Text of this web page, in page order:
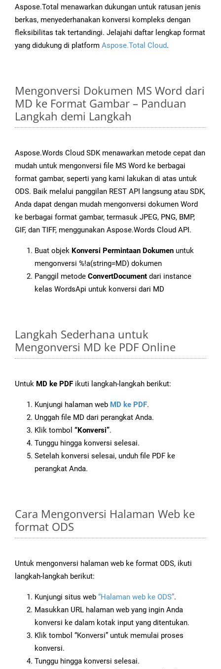
Aspose.Total menawarkan dukungan untuk ratusan jenis
berkas, menyederhanakan konversi kompleks dengan
fleksibilitas tak tertandingi. Jelajahi daftar lengkap format
yang didukung di platform Aspose.Total Cloud.
Mengonversi Dokumen MS Word dari
MD ke Format Gambar – Panduan
Langkah demi Langkah
Aspose.Words Cloud SDK menawarkan metode cepat dan
mudah untuk mengonversi file MS Word ke berbagai
format gambar, seperti yang kami lakukan di atas untuk
ODS. Baik melalui panggilan REST API langsung atau SDK,
Anda dapat dengan mudah mengonversi dokumen Word
ke berbagai format gambar, termasuk JPEG, PNG, BMP,
GIF, dan TIFF, menggunakan Aspose.Words Cloud API.
Buat objek Konversi Permintaan Dokumen untuk
mengonversi %!a(string=MD) dokumen
Panggil metode ConvertDocument dari instance
kelas WordsApi untuk konversi dari MD
Langkah Sederhana untuk
Mengonversi MD ke PDF Online
Untuk MD ke PDF ikuti langkah-langkah berikut:
Kunjungi halaman web MD ke PDF.
Unggah file MD dari perangkat Anda.
Klik tombol “Konversi”.
Tunggu hingga konversi selesai.
Setelah konversi selesai, unduh file PDF ke
perangkat Anda.
Cara Mengonversi Halaman Web ke
format ODS
Untuk mengonversi halaman web ke format ODS, ikuti
langkah-langkah berikut:
Kunjungi situs web “Halaman web ke ODS”.
Masukkan URL halaman web yang ingin Anda
konversi ke dalam kotak input yang ditentukan.
Klik tombol “Konversi” untuk memulai proses
konversi.
Tunggu hingga konversi selesai.